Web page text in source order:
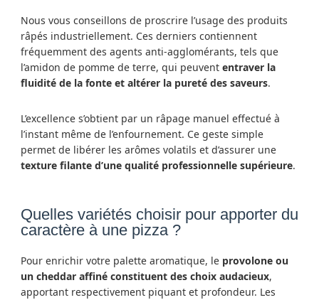
Nous vous conseillons de proscrire l’usage des produits
râpés industriellement. Ces derniers contiennent
fréquemment des agents anti-agglomérants, tels que
l’amidon de pomme de terre, qui peuvent entraver la
fluidité de la fonte et altérer la pureté des saveurs.
L’excellence s’obtient par un râpage manuel effectué à
l’instant même de l’enfournement. Ce geste simple
permet de libérer les arômes volatils et d’assurer une
texture filante d’une qualité professionnelle supérieure.
Quelles variétés choisir pour apporter du
caractère à une pizza ?
Pour enrichir votre palette aromatique, le provolone ou
un cheddar affiné constituent des choix audacieux,
apportant respectivement piquant et profondeur. Les